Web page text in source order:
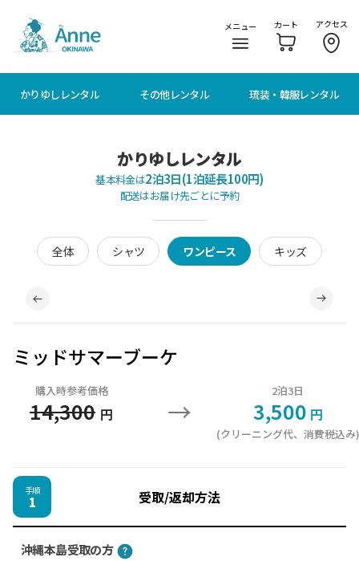
メニュー カート アクセス
かりゆしレンタル その他レンタル 琉装・韓服レンタル
かりゆしレンタル
基本料金は2泊3日(1泊延長100円)
配送はお届け先ごとに予約
全体 シャツ ワンピース キッズ
ミッドサマーブーケ
購入時参考価格
14,300 円 →
2泊3日
3,500 円
(クリーニング代、消費税込み)
手順
1 受取/返却方法
沖縄本島受取の方